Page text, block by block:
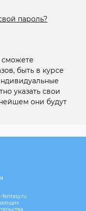
пароль?
быть в курсе
указать свои
они будут